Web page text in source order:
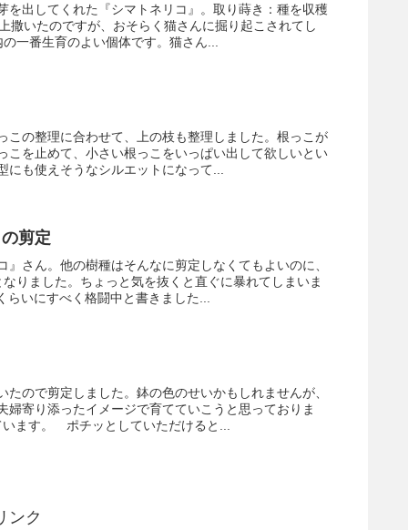
を出してくれた『シマトネリコ』。取り蒔き：種を収穫
撒いたのですが、おそらく猫さんに掘り起こされてし
一番生育のよい個体です。猫さん...
この整理に合わせて、上の枝も整理しました。根っこが
こを止めて、小さい根っこをいっぱい出して欲しいとい
にも使えそうなシルエットになって...
剪定
さん。他の樹種はそんなに剪定しなくてもよいのに、
りました。ちょっと気を抜くと直ぐに暴れてしまいま
いにすべく格闘中と書きました...
ので剪定しました。鉢の色のせいかもしれませんが、
婦寄り添ったイメージで育てていこうと思っておりま
います。 ポチッとしていただけると...
ンク